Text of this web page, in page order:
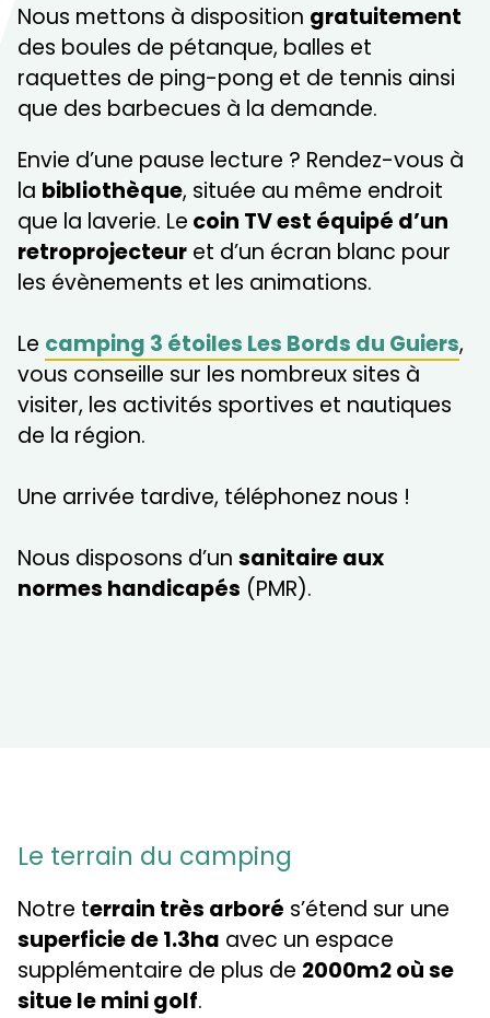
Nous mettons à disposition gratuitement
des boules de pétanque, balles et
raquettes de ping-pong et de tennis ainsi
que des barbecues à la demande.
Envie d’une pause lecture ? Rendez-vous à
la bibliothèque, située au même endroit
que la laverie. Le coin TV est équipé d’un
retroprojecteur et d’un écran blanc pour
les évènements et les animations.
Le camping 3 étoiles Les Bords du Guiers,
vous conseille sur les nombreux sites à
visiter, les activités sportives et nautiques
de la région.
Une arrivée tardive, téléphonez nous !
Nous disposons d’un sanitaire aux
normes handicapés (PMR).
Le terrain du camping
Notre terrain très arboré s’étend sur une
superficie de 1.3ha avec un espace
supplémentaire de plus de 2000m2 où se
situe le mini golf.